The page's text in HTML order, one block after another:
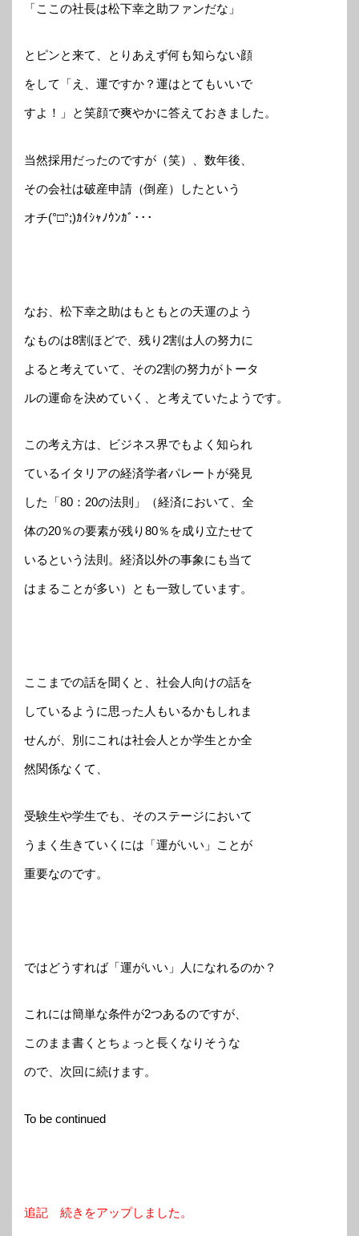
「ここの社長は松下幸之助ファンだな」
とピンと来て、とりあえず何も知らない顔
をして「え、運ですか？運はとてもいいで
すよ！」と笑顔で爽やかに答えておきました。
当然採用だったのですが（笑）、数年後、
その会社は破産申請（倒産）したという
オチ(°□°;)ｶｲｼｬﾉｳﾝｶﾞ･･･
なお、松下幸之助はもともとの天運のよう
なものは8割ほどで、残り2割は人の努力に
よると考えていて、その2割の努力がトータ
ルの運命を決めていく、と考えていたようです。
この考え方は、ビジネス界でもよく知られ
ているイタリアの経済学者パレートが発見
した「80：20の法則」（経済において、全
体の20％の要素が残り80％を成り立たせて
いるという法則。経済以外の事象にも当て
はまることが多い）とも一致しています。
ここまでの話を聞くと、社会人向けの話を
しているように思った人もいるかもしれま
せんが、別にこれは社会人とか学生とか全
然関係なくて、
受験生や学生でも、そのステージにおいて
うまく生きていくには「運がいい」ことが
重要なのです。
ではどうすれば「運がいい」人になれるのか？
これには簡単な条件が2つあるのですが、
このまま書くとちょっと長くなりそうな
ので、次回に続けます。
To be continued
追記 続きをアップしました。